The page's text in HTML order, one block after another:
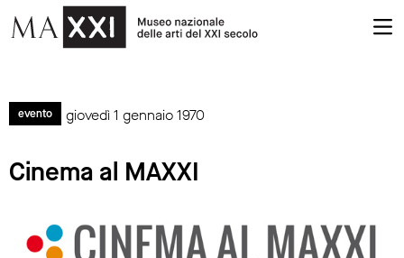
evento giovedì 1 gennaio 1970
Cinema al MAXXI